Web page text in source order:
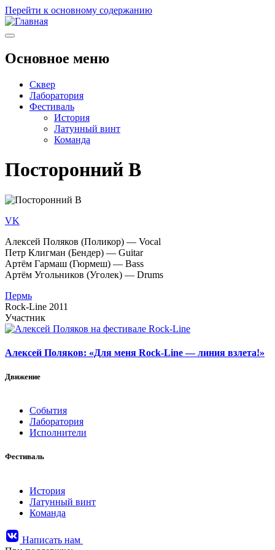
Перейти к основному содержанию
Основное меню
Сквер
Лаборатория
Фестиваль
История
Латунный винт
Команда
Посторонний В
VK
Алексей Поляков (Поликор) — Vocal
Петр Клигман (Бендер) — Guitar
Артём Гармаш (Гюрмеш) — Bass
Артём Угольников (Уголек) — Drums
Пермь
Rock-Line 2011
Участник
Алексей Поляков: «Для меня Rock-Line — линия взлета!»
Движение
События
Лаборатория
Исполнители
Фестиваль
История
Латунный винт
Команда
Написать нам